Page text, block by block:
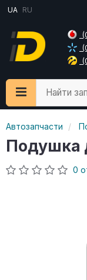
UA RU
Найти
Автозапчасти
Подушка
0